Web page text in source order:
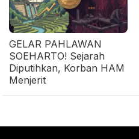
GELAR PAHLAWAN
SOEHARTO! Sejarah
Diputihkan, Korban HAM
Menjerit